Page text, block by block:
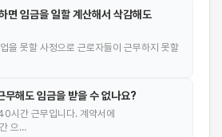
면 임금을 일할 계산해서 삭감해도
을 못할 사정으로 근로자들이 근무하지 못할
무해도 임금을 받을 수 없나요?
시간 근무입니다. 계약서에
으…